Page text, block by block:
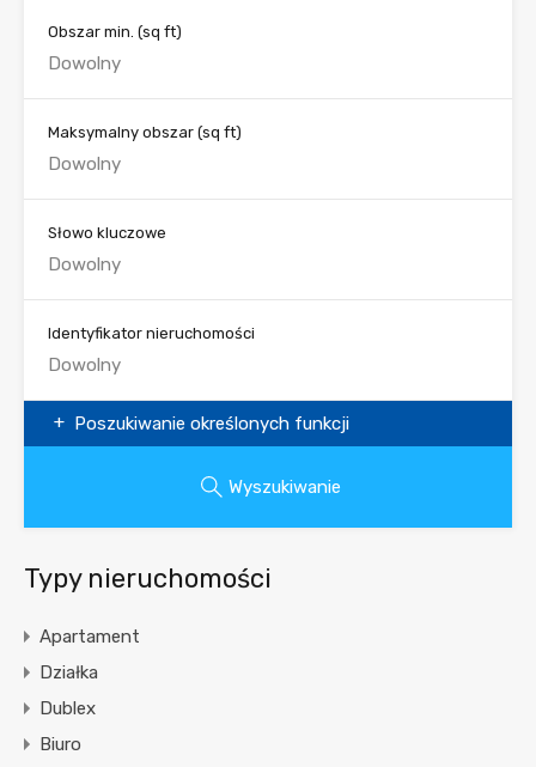
Obszar min. (sq ft)
Maksymalny obszar (sq ft)
Słowo kluczowe
Identyfikator nieruchomości
Poszukiwanie określonych funkcji
Wyszukiwanie
Typy nieruchomości
Apartament
Działka
Dublex
Biuro